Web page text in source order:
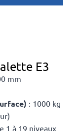
E3
mm
: 1000 kg
1 à 19 niveaux